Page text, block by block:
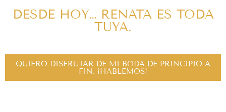
DESDE HOY… RENATA ES TODA
TUYA.
QUIERO DISFRUTAR DE MI BODA DE PRINCIPIO A
FIN. ¡HABLEMOS!